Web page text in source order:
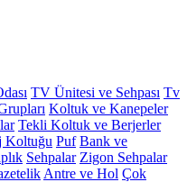
TV Ünitesi ve Sehpası Tv
Koltuk ve Kanepeler
Tekli Koltuk ve Berjerler
Koltuğu Puf Bank ve
Sehpalar Zigon Sehpalar
Antre ve Hol Çok